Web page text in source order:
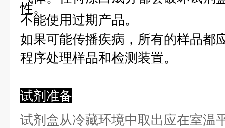
性。
不能使用过期产品。
如果可能传播疾病，所有的样品都
程序处理样品和检测装置。
试剂准备
试剂盒从冷藏环境中取出应在室温